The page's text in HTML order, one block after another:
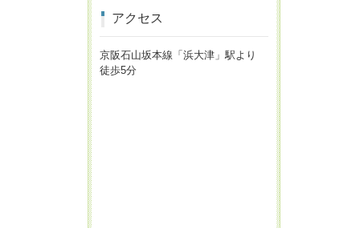
アクセス
京阪石山坂本線「浜大津」駅より
徒歩5分